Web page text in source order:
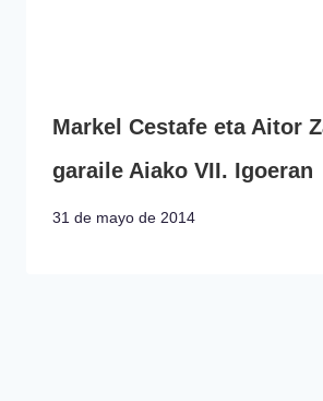
Markel Cestafe eta Aitor
garaile Aiako VII. Igoeran
31 de mayo de 2014